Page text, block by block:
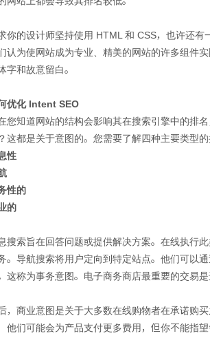
你的设计师坚持使用 HTML 和 CSS，也许还
认为使网站成为专业、精美的网站的许多组件
字和故意留白。
优化 Intent SEO
您知道网站的结构会影响其在搜索引擎中的排
这都是关于意图的。您需要了解四种主要类型的
性
性的
的
搜索旨在回答问题或提供解决方案。在线执行
。导航搜索将用户定向到特定站点。他们可以
这称为事务意图。电子商务商店最重要的交易
，商业意图是关于大多数在线购物者在承诺购
他们可能会为产品支付更多费用，但你不能指